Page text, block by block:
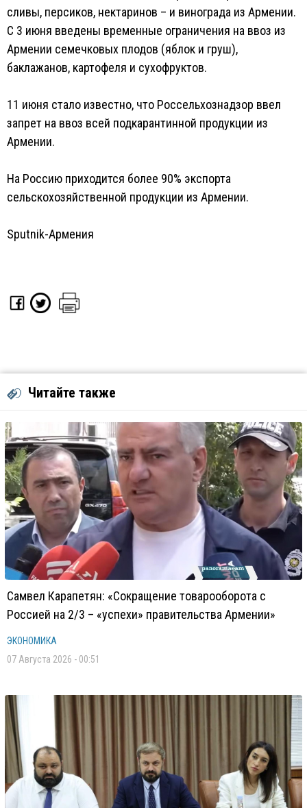
сливы, персиков, нектаринов – и винограда из Армении.
С 3 июня введены временные ограничения на ввоз из
Армении семечковых плодов (яблок и груш),
баклажанов, картофеля и сухофруктов.
11 июня стало известно, что Россельхознадзор ввел
запрет на ввоз всей подкарантинной продукции из
Армении.
На Россию приходится более 90% экспорта
сельскохозяйственной продукции из Армении.
Sputnik-Армения
Читайте также
Самвел Карапетян: «Сокращение товарооборота с
Россией на 2/3 – «успехи» правительства Армении»
ЭКОНОМИКА
07 Августа 2026 - 00:51